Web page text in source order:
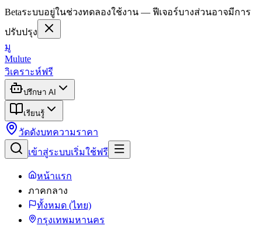
Betaระบบอยู่ในช่วงทดลองใช้งาน — ฟีเจอร์บางส่วนอาจมีการ
ปรับปรุง
มู
Mulute
วิเคราะห์ฟรี
ปรึกษา AI
เรียนรู้
วัดดังบทความราคา
เข้าสู่ระบบเริ่มใช้ฟรี
หน้าแรก
ภาคกลาง
ทั้งหมด (ไทย)
กรุงเทพมหานคร